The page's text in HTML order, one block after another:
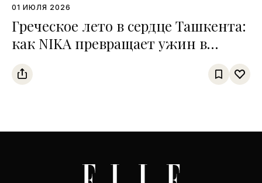
01 ИЮЛЯ 2026
Греческое лето в сердце Ташкента:
как NIKA превращает ужин в
путешествие